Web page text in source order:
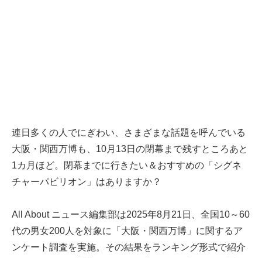
連日多くの人でにぎわい、さまざまな話題を呼んでいる
大阪・関西万博も、10月13日の閉幕まで残すところあと
1カ月ほど。閉幕までに行きたい＆おすすめの「シグネ
チャーパビリオン」はありますか？
All About ニュース編集部は2025年8月21日、全国10～60
代の男女200人を対象に「大阪・関西万博」に関するア
ンケート調査を実施。その結果をランキング形式で紹介